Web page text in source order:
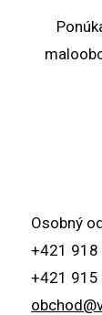
Osobný
+421 918
+421